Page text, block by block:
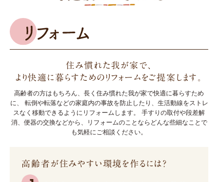
住み慣れた我が家で、
より快適に暮らすためのリフォームをご提案します。
高齢者の方はもちろん、長く住み慣れた我が家で快適に暮らすため
に、
転倒や転落などの家庭内の事故を防止したり、生活動線をストレ
スなく移動できるようにリフォームします。
手すりの取付や段差解
消、便器の交換などから、リフォームのことならどんな些細なことで
も気軽にご相談ください。
高齢者が住みやすい環境を作るには？